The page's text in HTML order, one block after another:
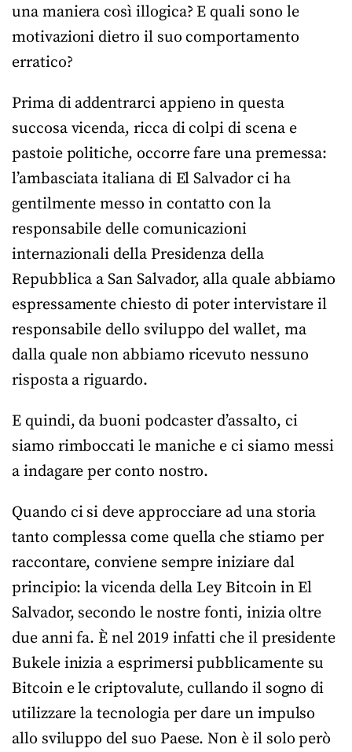
una maniera così illogica? E quali sono le
motivazioni dietro il suo comportamento
erratico?
Prima di addentrarci appieno in questa
succosa vicenda, ricca di colpi di scena e
pastoie politiche, occorre fare una premessa:
l’ambasciata italiana di El Salvador ci ha
gentilmente messo in contatto con la
responsabile delle comunicazioni
internazionali della Presidenza della
Repubblica a San Salvador, alla quale abbiamo
espressamente chiesto di poter intervistare il
responsabile dello sviluppo del wallet, ma
dalla quale non abbiamo ricevuto nessuno
risposta a riguardo.
E quindi, da buoni podcaster d’assalto, ci
siamo rimboccati le maniche e ci siamo messi
a indagare per conto nostro.
Quando ci si deve approcciare ad una storia
tanto complessa come quella che stiamo per
raccontare, conviene sempre iniziare dal
principio: la vicenda della Ley Bitcoin in El
Salvador, secondo le nostre fonti, inizia oltre
due anni fa. È nel 2019 infatti che il presidente
Bukele inizia a esprimersi pubblicamente su
Bitcoin e le criptovalute, cullando il sogno di
utilizzare la tecnologia per dare un impulso
allo sviluppo del suo Paese. Non è il solo però